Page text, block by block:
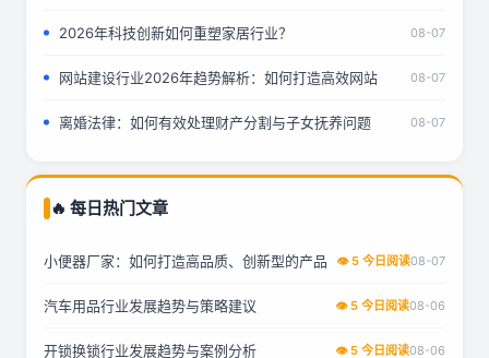
2026年科技创新如何重塑家居行业？ 08-07
网站建设行业2026年趋势解析：如何打造高效网站 08-07
离婚法律：如何有效处理财产分割与子女抚养问题 08-07
🔥 每日热门文章
小便器厂家：如何打造高品质、创新型的产品 👁 5 今日阅读08-07
汽车用品行业发展趋势与策略建议 👁 5 今日阅读08-06
开锁换锁行业发展趋势与案例分析 👁 5 今日阅读08-06